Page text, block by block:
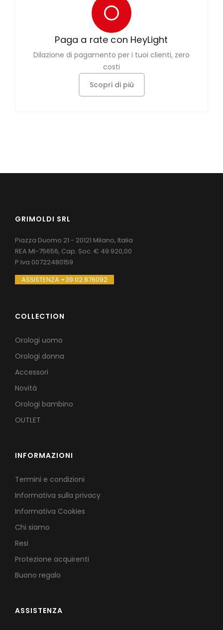
Paga a rate con HeyLight
Dilazione di pagamento per i tuoi clienti, zero
costi
Scopri di più
GRIMOLDI SRL
Piazza Duomo 21 - 20121 Milano, Italia
REA MI-75656, Cap. Soc. € 49.920,00
P.Iva 00722480159
ASSISTENZA +39 02.876092
COLLECTION
Orologi uomo
Orologi donna
Accessori
Novità
Orologi bambino
OUTLET
INFORMAZIONI
Termini e condizioni
Informativa sulla privacy
Informativa Cookies
Chi siamo
Resi
Protezione acquirenti
Buono regalo
ASSISTENZA